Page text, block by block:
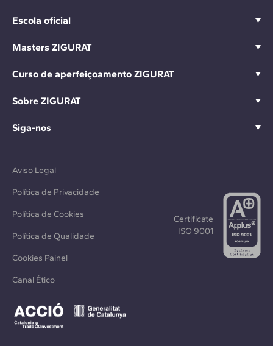
Escola oficial
Masters ZIGURAT
Curso de aperfeiçoamento ZIGURAT
Sobre ZIGURAT
Siga-nos
Aviso Legal
Política de Privacidade
Política de Cookies
Política de Qualidade
Cookies Painel
Canal Ético
Certificate
ISO 9001